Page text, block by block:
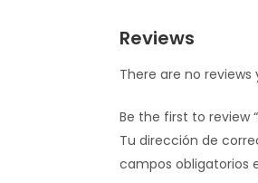
Reviews
There are no reviews
Be the first to review
Tu dirección de
campos obligatorios